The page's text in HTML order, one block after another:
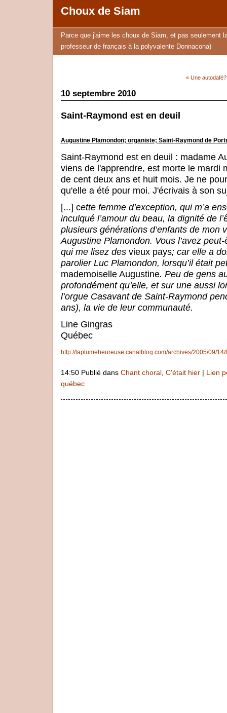
Choux de Siam
Parce que j'aime les choux de Siam, et pas seulement
professeur de français à la polyvalente Donnacona)
« Une
10 septembre 2010
Saint-Raymond est en deuil
Augustine Plamondon; organiste; Saint-Raymond de
Saint-Raymond est en deuil : madame
viens de l'apprendre, est morte le mardi
de cent deux ans et huit mois. Je ne
qu'elle a été pour moi. J'écrivais à son
[...] cette femme d’exception, qui m’a
inculqué l’amour du beau, la dignité de
plusieurs générations d’enfants de mon
Augustine Plamondon. Vous l’avez
qui me lisez desvieux pays; car elle a
parolier Luc Plamondon, lorsqu’il était
mademoiselle Augustine. Peu de gens
profondément qu’elle, et sur une aussi
l’orgue Casavant de Saint-Raymond
ans), la vie de leur communauté.
Line Gingras
Québec
http://laplumeheureuse.canalblog.com/archives/2005/09/
14:50 Publié dans Chant choral, C'était hier| Lien
québec